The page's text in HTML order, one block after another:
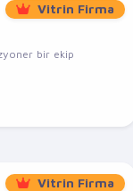
Vitrin Firma
bir ekip
Vitrin Firma